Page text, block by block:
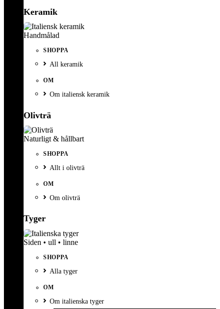
Keramik
Handmålad
SHOPPA
All keramik
OM
Om italiensk keramik
Olivträ
Naturligt & hållbart
SHOPPA
Allt i olivträ
OM
Om olivträ
Tyger
Siden • ull • linne
SHOPPA
Alla tyger
OM
Om italienska tyger